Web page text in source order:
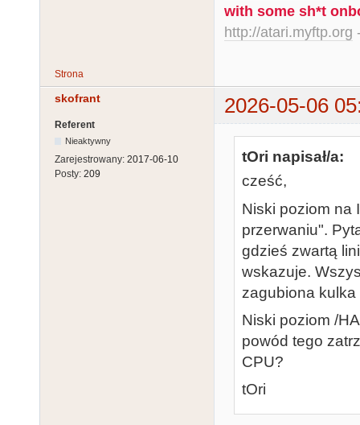
with some sh*t
http://atari.myftp.org
Strona
skofrant 2026-05-06
Referent
Nieaktywny
Zarejestrowany: 2017-06-10
Posty: 209
tOri napisał/a:
cześć,
Niski poziom na
przerwaniu".
gdzieś zwartą
wskazuje.
zagubiona kulka
Niski poziom /
powód tego
CPU?
tOri